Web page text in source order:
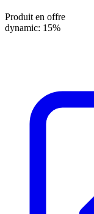
Produit en offre
dynamic: 15%